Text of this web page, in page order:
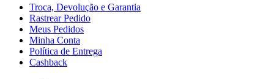
Troca, Devolução e Garantia
Rastrear Pedido
Meus Pedidos
Minha Conta
Política de Entrega
Cashback